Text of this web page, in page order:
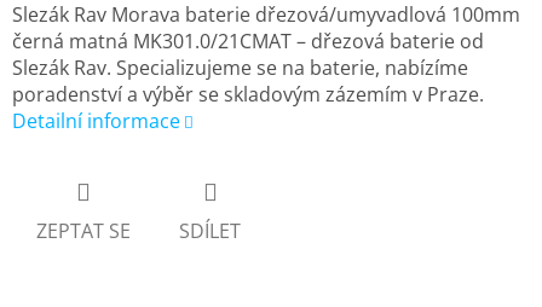
Slezák Rav Morava baterie dřezová/umyvadlová 100mm
černá matná MK301.0/21CMAT – dřezová baterie od
Slezák Rav. Specializujeme se na baterie, nabízíme
poradenství a výběr se skladovým zázemím v Praze.
Detailní informace
ZEPTAT SE SDÍLET